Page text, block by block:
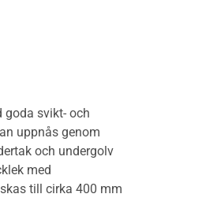
goda svikt- och
uppnås genom
och undergolv
med
till cirka 400 mm